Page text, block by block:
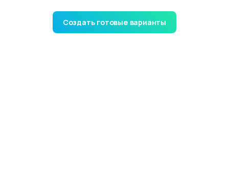
Создать готовые варианты